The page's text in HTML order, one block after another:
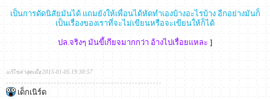
เป็นการดัดนิสัยมันได้ แถมยังให้เพื่อนได้หัดทำเองบ้างอะไรบ้าง อีกอย่างมันก็
เป็นเรื่องของเราที่จะไม่เขียนหรือจะเขียนให้ก็ได้
ปล.จริงๆ มันขี้เกียจมากกว่า อ้างไปเรื่อยแหละ ]
แก้ไขล่าสุดเมื่อ 2015-01-05 19:30:57
เด็กเนิร์ด